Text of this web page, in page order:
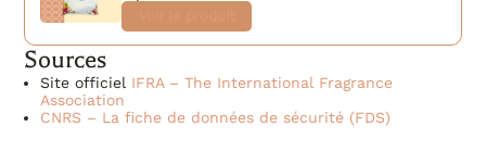
Sources
Site officiel IFRA – The International Fragrance
Association
CNRS – La fiche de données de sécurité (FDS)